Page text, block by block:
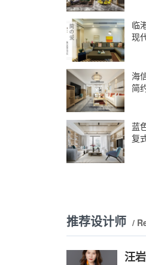
临
现
海
简
蓝
复
推荐设计师 /
汪岩